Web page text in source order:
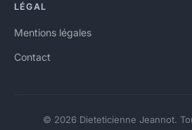
LÉGAL
Mentions légales
Contact
© 2026 Dieteticienne Jeannot.